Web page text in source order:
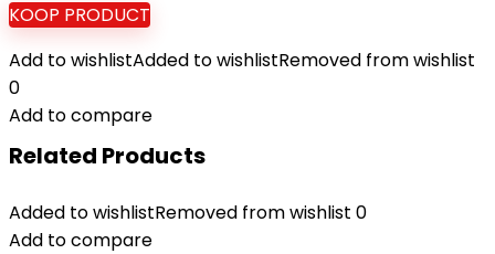
KOOP PRODUCT
Add to wishlistAdded to wishlistRemoved from wishlist
0
Add to compare
Related Products
Added to wishlistRemoved from wishlist 0
Add to compare